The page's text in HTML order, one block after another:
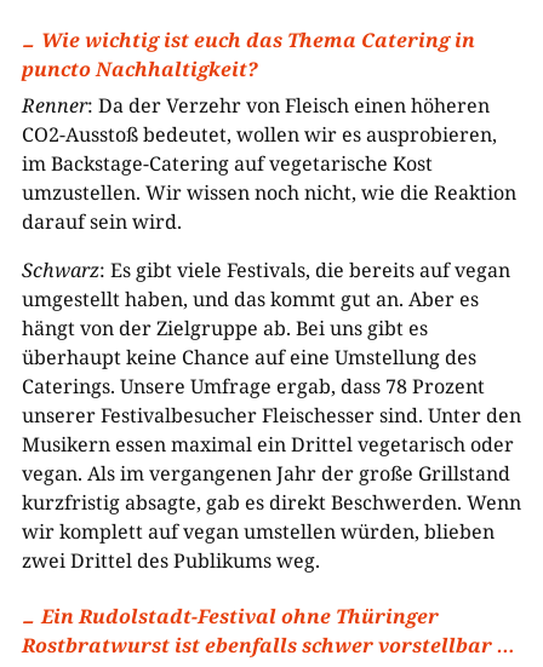
Wie wichtig ist euch das Thema Catering in
puncto Nachhaltigkeit?
Renner: Da der Verzehr von Fleisch einen höheren
CO2-Ausstoß bedeutet, wollen wir es ausprobieren,
im Backstage-Catering auf vegetarische Kost
umzustellen. Wir wissen noch nicht, wie die Reaktion
darauf sein wird.
Schwarz: Es gibt viele Festivals, die bereits auf vegan
umgestellt haben, und das kommt gut an. Aber es
hängt von der Zielgruppe ab. Bei uns gibt es
überhaupt keine Chance auf eine Umstellung des
Caterings. Unsere Umfrage ergab, dass 78 Prozent
unserer Festivalbesucher Fleischesser sind. Unter den
Musikern essen maximal ein Drittel vegetarisch oder
vegan. Als im vergangenen Jahr der große Grillstand
kurzfristig absagte, gab es direkt Beschwerden. Wenn
wir komplett auf vegan umstellen würden, blieben
zwei Drittel des Publikums weg.
Ein Rudolstadt-Festival ohne Thüringer
Rostbratwurst ist ebenfalls schwer vorstellbar …